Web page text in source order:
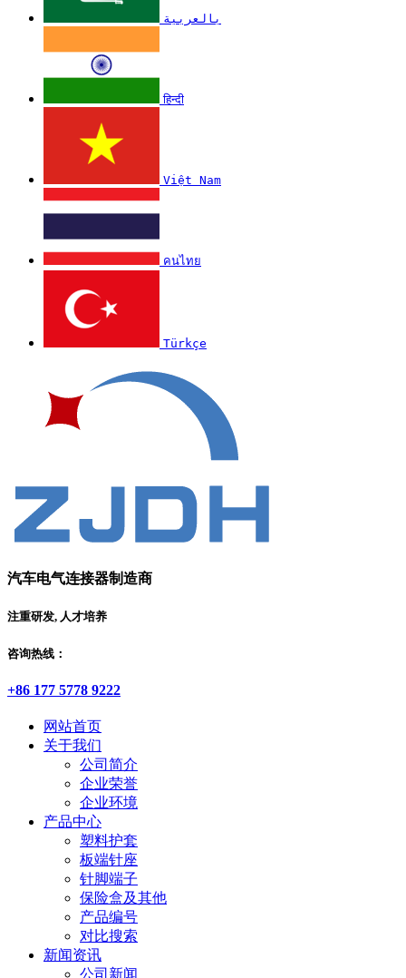
بالعربية
हिन्दी
Việt Nam
คนไทย
Türkçe
汽车电气连接器制造商
注重研发, 人才培养
咨询热线：
+86 177 5778 9222
网站首页
关于我们
公司简介
企业荣誉
企业环境
产品中心
塑料护套
板端针座
针脚端子
保险盒及其他
产品编号
对比搜索
新闻资讯
公司新闻